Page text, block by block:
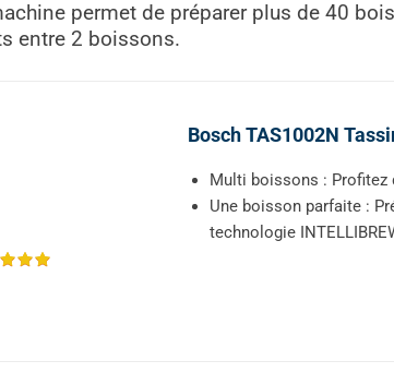
permet de préparer plus de 40
entre 2 boissons.
Bosch TAS1002N
Multi boissons : Profitez
Une boisson parfaite :
technologie